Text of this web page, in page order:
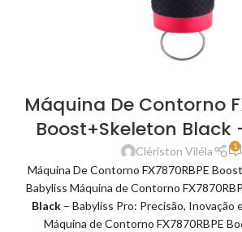
Máquina De Contorno
Boost+Skeleton Black
Clériston Viléla 1
Máquina De Contorno FX7870RBPE
Babyliss Máquina de Contorno
Black – Babyliss Pro: Precisão, Inovação
Máquina de Contorno FX7870RBPE